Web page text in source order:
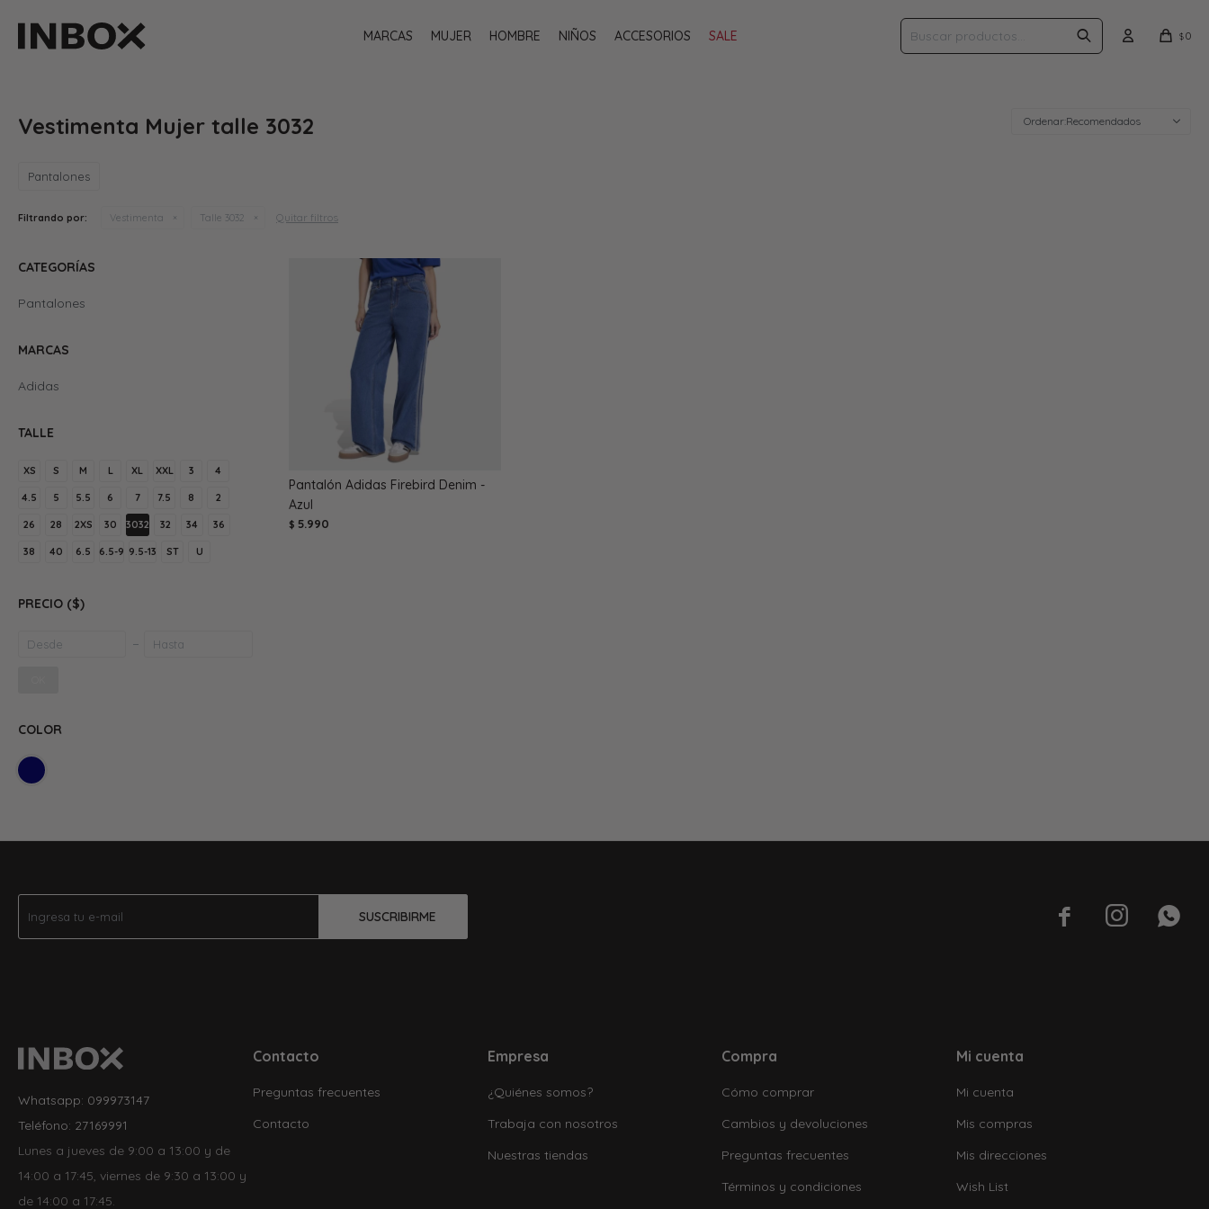
MARCAS MUJER HOMBRE NIÑOS ACCESORIOS SALE $0
Vestimenta Mujer talle 3032 Recomendados
Pantalones
Filtrando por: Vestimenta Talle 3032 Quitar filtros
Pantalón Adidas Firebird Denim -
Azul
$ 5.990
CATEGORÍAS
Pantalones
MARCAS
Adidas
TALLE
XS S M L XL XXL 3 4
4.5 5 5.5 6 7 7.5 8 2
26 28 2XS 30 3032 32 34 36
38 40 6.5 6.5-9 9.5-13 ST U
PRECIO ($)
COLOR
SUSCRIBIRME   
Whatsapp: 099973147
Teléfono: 27169991
Lunes a jueves de 9:00 a 13:00 y de
14:00 a 17:45, viernes de 9:30 a 13:00 y
de 14:00 a 17:45.
Contacto
Preguntas frecuentes
Contacto
Empresa
¿Quiénes somos?
Trabaja con nosotros
Nuestras tiendas
Compra
Cómo comprar
Cambios y devoluciones
Preguntas frecuentes
Términos y condiciones
Mi cuenta
Mi cuenta
Mis compras
Mis direcciones
Wish List